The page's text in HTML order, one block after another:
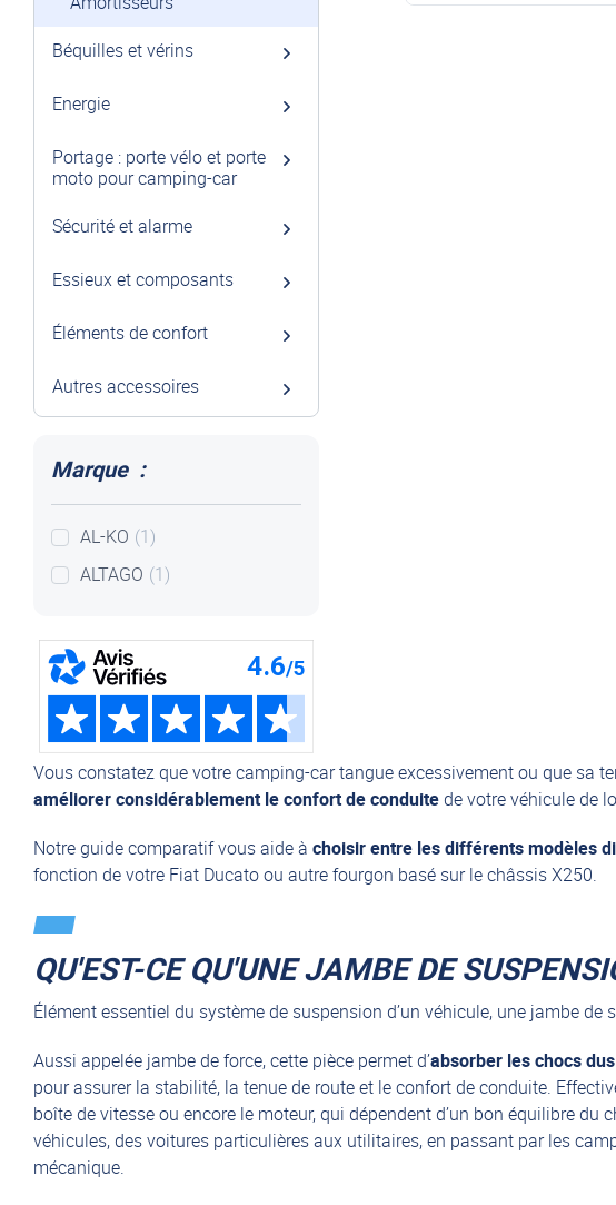
Marque :
AL-KO (1)
ALTAGO (1)
Béquilles et vérins
Energie
Portage : porte vélo et porte
moto pour camping-car
Sécurité et alarme
Essieux et composants
Éléments de confort
Autres accessoires
Vous constatez que votre camping-car tangue excessivement ou que sa
améliorer considérablement le confort de conduitede votre véhicule de
Notre guide comparatif vous aide à choisir entre les différents modèles
fonction de votre Fiat Ducato ou autre fourgon basé sur le châssis X250.
QU'EST-CE QU'UNE JAMBE DE
Élément essentiel du système de suspension d’un véhicule, une jambe de
Aussi appelée jambe de force, cette pièce permet d’absorber les chocs
pour assurer la stabilité, la tenue de route et le confort de conduite.
boîte de vitesse ou encore le moteur, qui dépendent d’un bon équilibre
véhicules, des voitures particulières aux utilitaires, en passant par les
mécanique.